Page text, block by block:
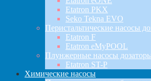
Etatron PKX
Seko Tekna EVO
Перистальтические насосы
Etatron F
Etatron eMyPOOL
Плунжерные насосы
Etatron ST-P
Химические насосы